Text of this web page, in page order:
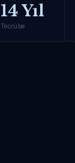
14 Yıl
Tecrübe